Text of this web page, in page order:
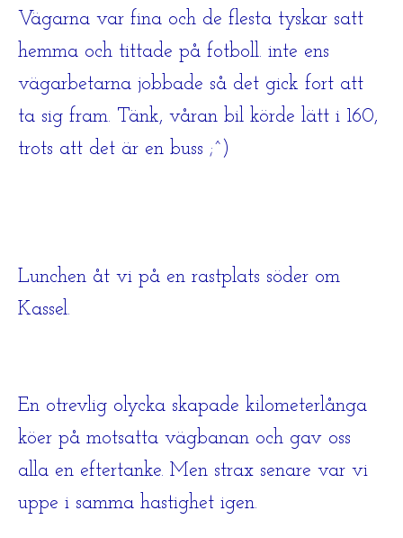
Vägarna var fina och de flesta tyskar satt
hemma och tittade på fotboll. inte ens
vägarbetarna jobbade så det gick fort att
ta sig fram. Tänk, våran bil körde lätt i 160,
trots att det är en buss ;^)
Lunchen åt vi på en rastplats söder om
Kassel.
En otrevlig olycka skapade kilometerlånga
köer på motsatta vägbanan och gav oss
alla en eftertanke. Men strax senare var vi
uppe i samma hastighet igen.